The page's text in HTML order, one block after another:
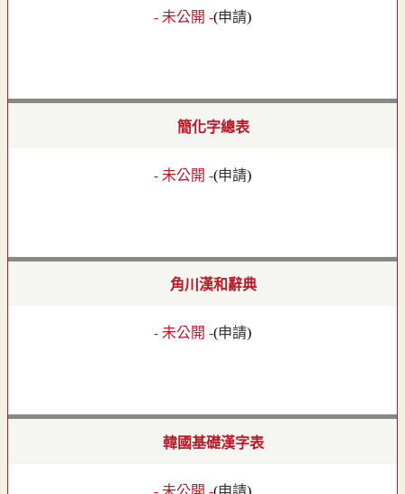
- 未公開 -(申請)
簡化字總表
- 未公開 -(申請)
角川漢和辭典
- 未公開 -(申請)
韓國基礎漢字表
- 未公開 -(申請)